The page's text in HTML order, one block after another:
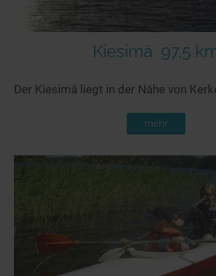
Kiesimä 97,5
Der Kiesimä liegt in der Nähe von
mehr